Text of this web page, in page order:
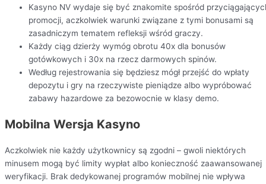
Kasyno NV wydaje się być znakomite spośród
promocji, aczkolwiek warunki związane z tymi bonusami są
zasadniczym tematem refleksji wśród graczy.
Każdy ciąg dzierży wymóg obrotu 40x dla bonusów
gotówkowych i 30x na rzecz darmowych spinów.
Według rejestrowania się będziesz mógł przejść do wpłaty
depozytu i gry na rzeczywiste pieniądze albo wypróbować
zabawy hazardowe za bezowocnie w klasy demo.
Mobilna Wersja Kasyno
Aczkolwiek nie każdy użytkownicy są zgodni – gwoli niektórych
minusem mogą być limity wypłat albo konieczność zaawansowanej
weryfikacji. Brak dedykowanej programów mobilnej nie wpływa